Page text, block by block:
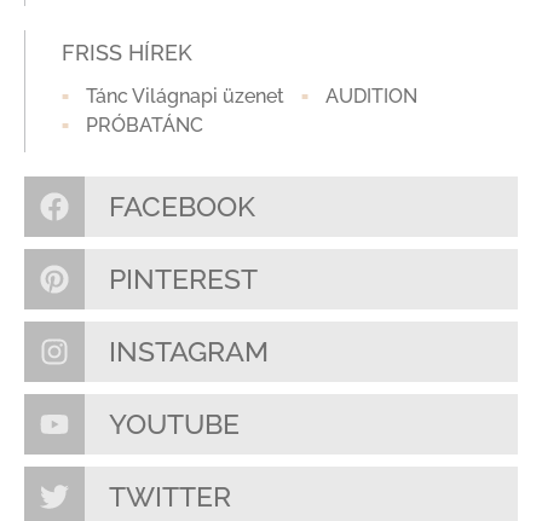
FRISS HÍREK
Tánc Világnapi üzenet
AUDITION
PRÓBATÁNC
FACEBOOK
PINTEREST
INSTAGRAM
YOUTUBE
TWITTER